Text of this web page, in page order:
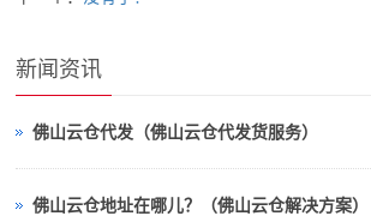
新闻资讯
佛山云仓代发（佛山云仓代发货服务）
佛山云仓地址在哪儿？（佛山云仓解决方案）